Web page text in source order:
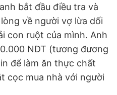
bắt đầu điều tra và
về người vợ lừa dối
con ruột của mình. Anh
NDT (tương đương
để làm ăn thực chất
cọc mua nhà với người